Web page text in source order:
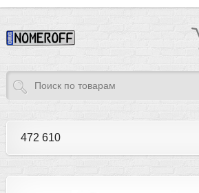
472 610